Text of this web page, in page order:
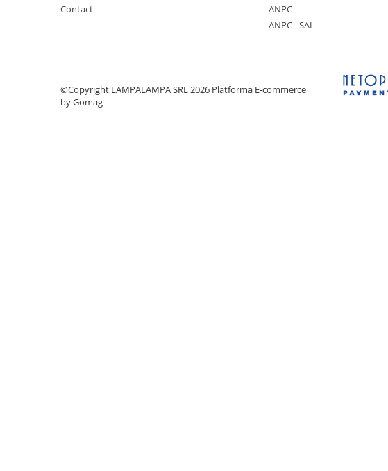
Baterii, acumulatori, incarcatoare
Sir luminos
Smart Home
Contact
ANPC
ANPC - SAL
©Copyright LAMPALAMPA SRL 2026 Platforma E-commerce
by Gomag